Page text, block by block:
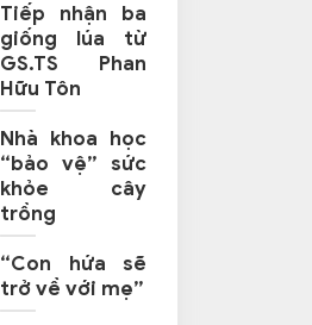
Tiếp nhận ba
giống lúa từ
GS.TS Phan
Hữu Tôn
Nhà khoa học
“bảo vệ” sức
khỏe cây
trồng
“Con hứa sẽ
trở về với mẹ”